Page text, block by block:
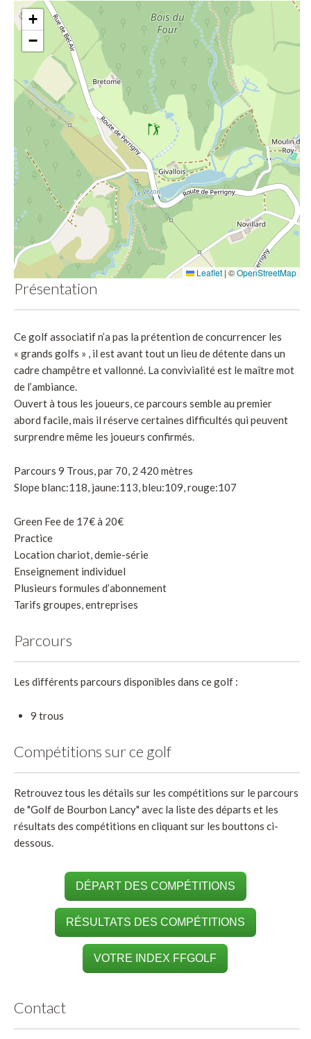
+
−
Leaflet | ©OpenStreetMap
Présentation
Ce golf associatif n’a pas la prétention de concurrencer les
« grands golfs » , il est avant tout un lieu de détente dans un
cadre champêtre et vallonné. La convivialité est le maître mot
de l’ambiance.
Ouvert à tous les joueurs, ce parcours semble au premier
abord facile, mais il réserve certaines difficultés qui peuvent
surprendre même les joueurs confirmés.
Parcours 9 Trous, par 70, 2 420 mètres
Slope blanc:118, jaune:113, bleu:109, rouge:107
Green Fee de 17€ à 20€
Practice
Location chariot, demie-série
Enseignement individuel
Plusieurs formules d’abonnement
Tarifs groupes, entreprises
Parcours
Les différents parcours disponibles dans ce golf :
9 trous
Compétitions sur ce golf
Retrouvez tous les détails sur les compétitions sur le parcours
de "Golf de Bourbon Lancy" avec la liste des départs et les
résultats des compétitions en cliquant sur les bouttons ci-
dessous.
DÉPART DES COMPÉTITIONS
RÉSULTATS DES COMPÉTITIONS
VOTRE INDEX FFGOLF
Contact